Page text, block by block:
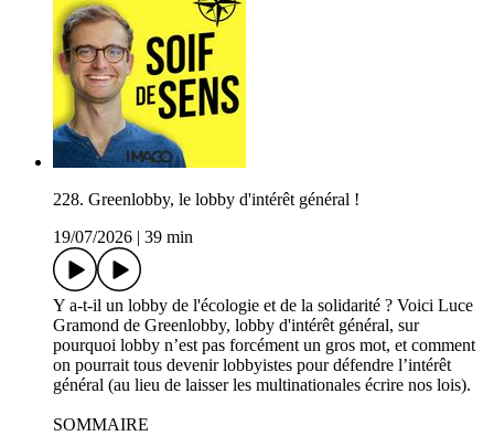
228. Greenlobby, le lobby d'intérêt général !
19/07/2026
39 min
Y a-t-il un lobby de l'écologie et de la solidarité ? Voici Luce
Gramond de Greenlobby, lobby d'intérêt général, sur
pourquoi lobby n’est pas forcément un gros mot, et comment
on pourrait tous devenir lobbyistes pour défendre l’intérêt
général (au lieu de laisser les multinationales écrire nos lois).
SOMMAIRE